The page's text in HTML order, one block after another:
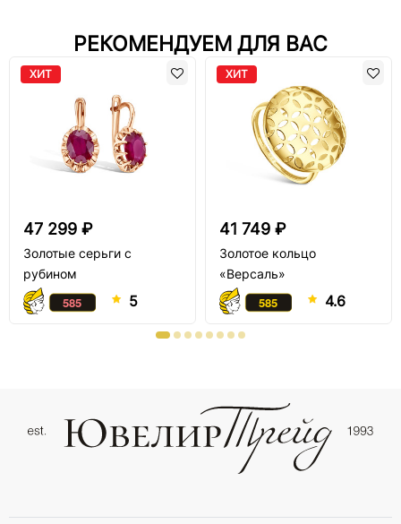
РЕКОМЕНДУЕМ ДЛЯ ВАС
ХИТ
47 299 ₽
Золотые серьги с
рубином
5
ХИТ
41 749 ₽
Золотое кольцо
«Версаль»
4.6